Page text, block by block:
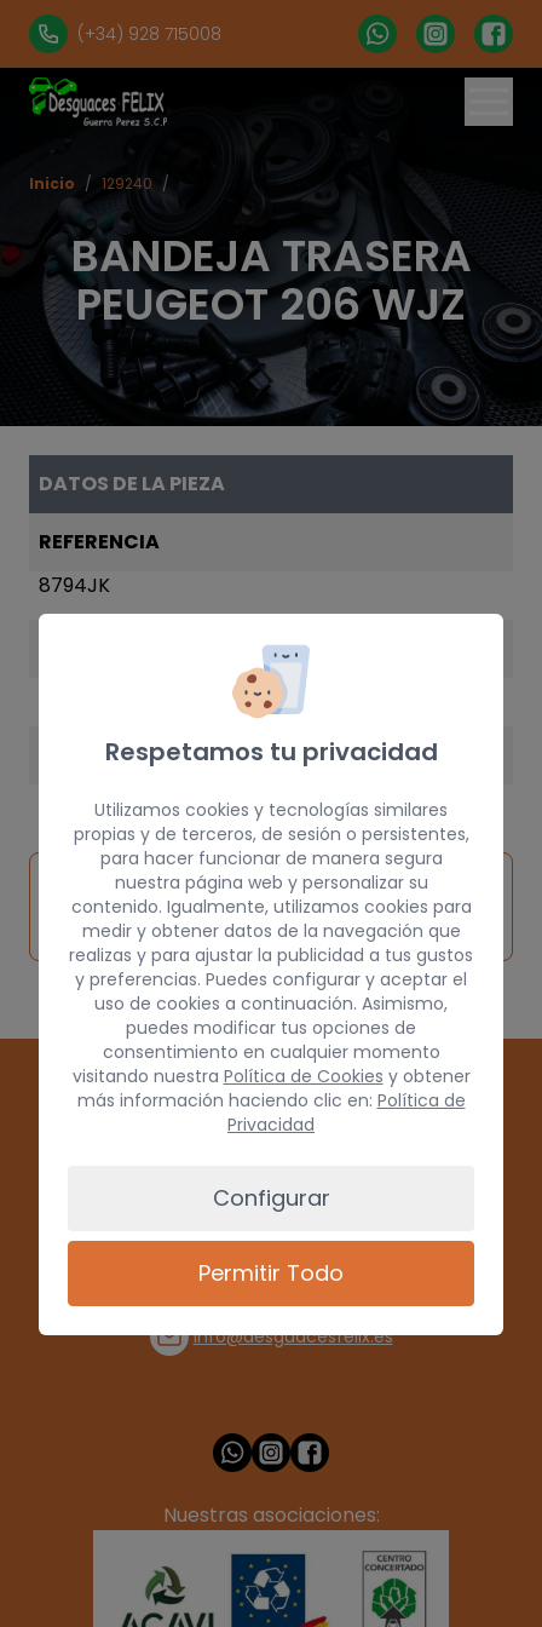
(+34) 928 715008
BANDEJA TRASERA
PEUGEOT 206 WJZ
Inicio / 129240 /
DATOS DE LA PIEZA
REFERENCIA
8794JK
Inspeccionar
vehículo de
origen
Solicitar
pieza
Consultar
por
(+34) 928 715008
info@desguacesfelix.es
Nuestras asociaciones:
Respetamos tu privacidad
Utilizamos cookies y tecnologías similares
propias y de terceros, de sesión o persistentes,
para hacer funcionar de manera segura
nuestra página web y personalizar su
contenido. Igualmente, utilizamos cookies para
medir y obtener datos de la navegación que
realizas y para ajustar la publicidad a tus gustos
y preferencias. Puedes configurar y aceptar el
uso de cookies a continuación. Asimismo,
puedes modificar tus opciones de
consentimiento en cualquier momento
visitando nuestra Política de Cookies y obtener
más información haciendo clic en: Política de
Privacidad
Configurar
Permitir Todo